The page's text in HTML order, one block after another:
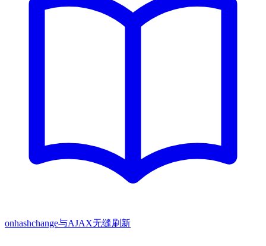
onhashchange与AJAX无缝刷新